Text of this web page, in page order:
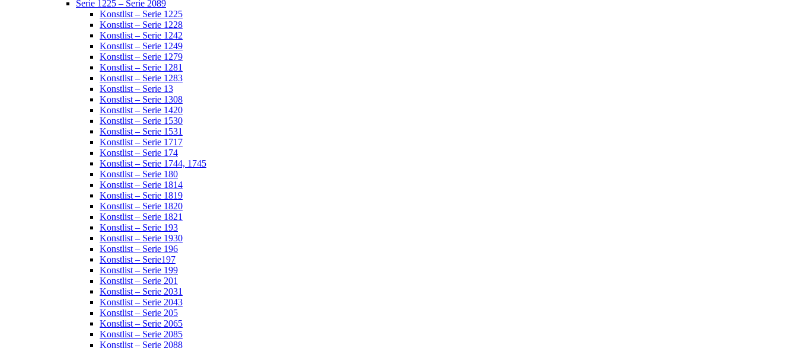
Serie 1225 – Serie 2089
Konstlist – Serie 1225
Konstlist – Serie 1228
Konstlist – Serie 1242
Konstlist – Serie 1249
Konstlist – Serie 1279
Konstlist – Serie 1281
Konstlist – Serie 1283
Konstlist – Serie 13
Konstlist – Serie 1308
Konstlist – Serie 1420
Konstlist – Serie 1530
Konstlist – Serie 1531
Konstlist – Serie 1717
Konstlist – Serie 174
Konstlist – Serie 1744, 1745
Konstlist – Serie 180
Konstlist – Serie 1814
Konstlist – Serie 1819
Konstlist – Serie 1820
Konstlist – Serie 1821
Konstlist – Serie 193
Konstlist – Serie 1930
Konstlist – Serie 196
Konstlist – Serie197
Konstlist – Serie 199
Konstlist – Serie 201
Konstlist – Serie 2031
Konstlist – Serie 2043
Konstlist – Serie 205
Konstlist – Serie 2065
Konstlist – Serie 2085
Konstlist – Serie 2088